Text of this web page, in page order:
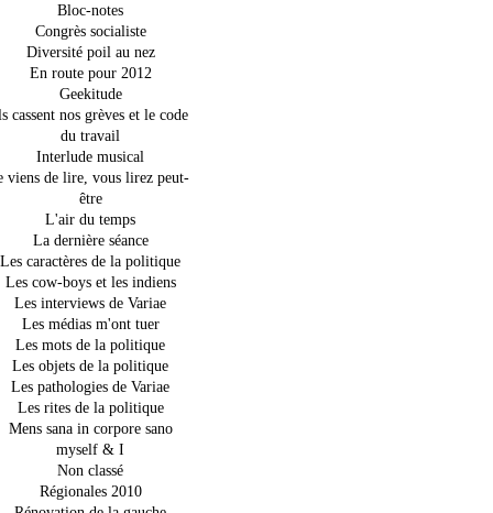
Bloc-notes
Congrès socialiste
Diversité poil au nez
En route pour 2012
Geekitude
cassent nos grèves et le code
du travail
Interlude musical
viens de lire, vous lirez peut-
être
L'air du temps
La dernière séance
Les caractères de la politique
Les cow-boys et les indiens
Les interviews de Variae
Les médias m'ont tuer
Les mots de la politique
Les objets de la politique
Les pathologies de Variae
Les rites de la politique
Mens sana in corpore sano
myself & I
Non classé
Régionales 2010